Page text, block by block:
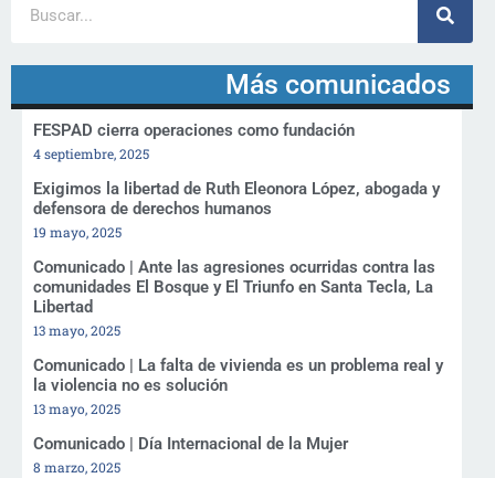
Más comunicados
FESPAD cierra operaciones como fundación
4 septiembre, 2025
Exigimos la libertad de Ruth Eleonora López, abogada y
defensora de derechos humanos
19 mayo, 2025
Comunicado | Ante las agresiones ocurridas contra las
comunidades El Bosque y El Triunfo en Santa Tecla, La
Libertad
13 mayo, 2025
Comunicado | La falta de vivienda es un problema real y
la violencia no es solución
13 mayo, 2025
Comunicado | Día Internacional de la Mujer
8 marzo, 2025